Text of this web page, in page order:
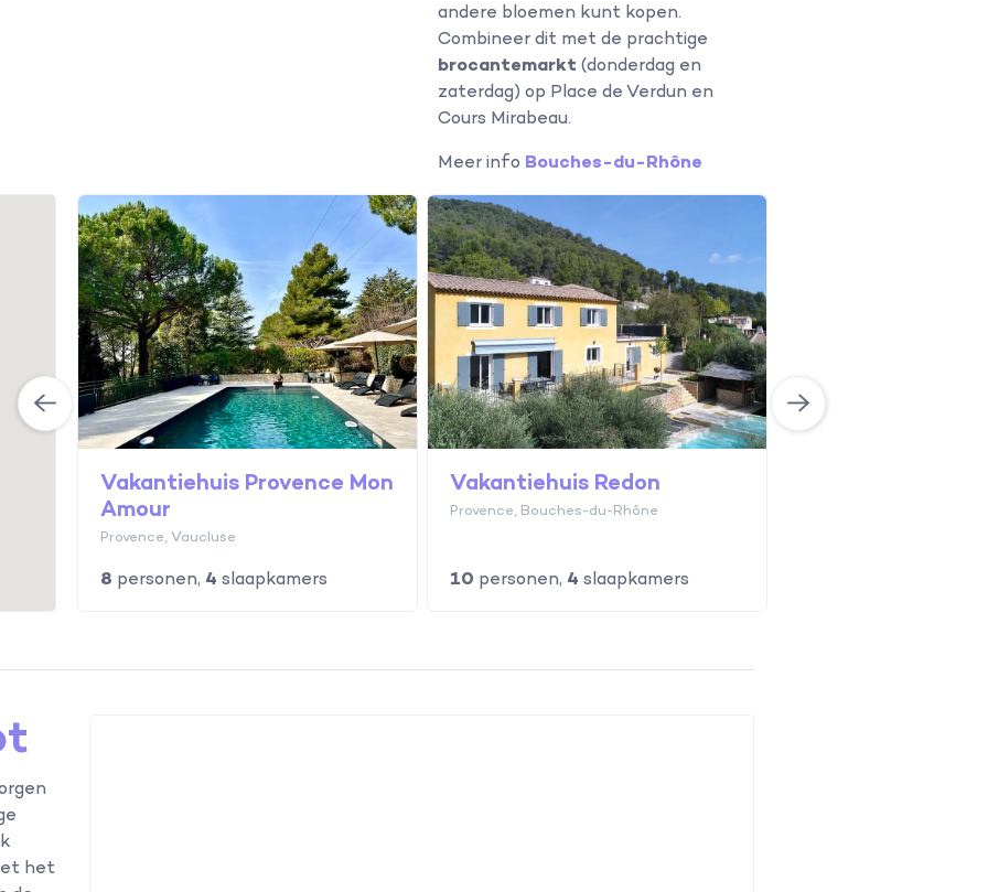
andere bloemen kunt kopen.
Combineer dit met de prachtige
brocantemarkt (donderdag en
zaterdag) op Place de Verdun en
Cours Mirabeau.
Meer info Bouches-du-Rhône
Vakantiehuis Provence Mon
Amour
Provence, Vaucluse
8 personen, 4 slaapkamers
Vakantiehuis Redon
Provence, Bouches-du-Rhône
10 personen, 4 slaapkamers
het